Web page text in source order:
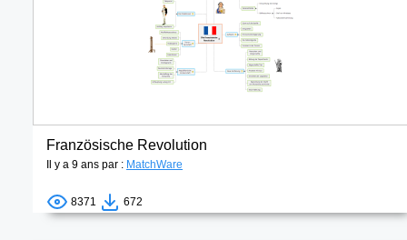
Französische Revolution
Il y a 9 ans par : MatchWare
8371 672